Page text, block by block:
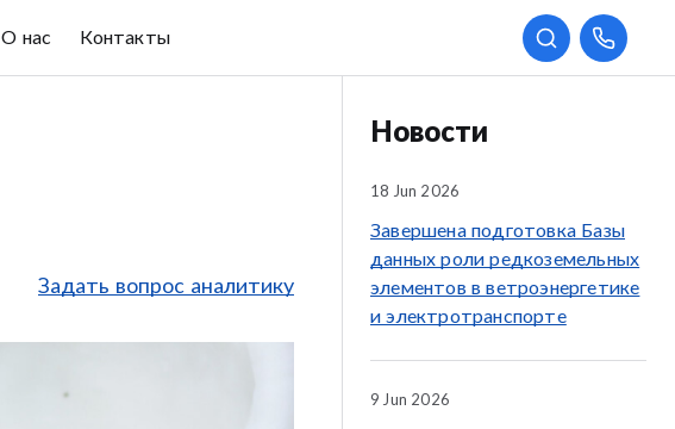
О нас Контакты
Задать вопрос аналитику
Новости
18 Jun 2026
Завершена подготовка Базы
данных роли редкоземельных
элементов в ветроэнергетике
и электротранспорте
9 Jun 2026